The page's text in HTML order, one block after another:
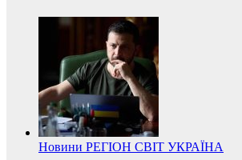
Новини РЕГІОН СВІТ УКРАЇНА